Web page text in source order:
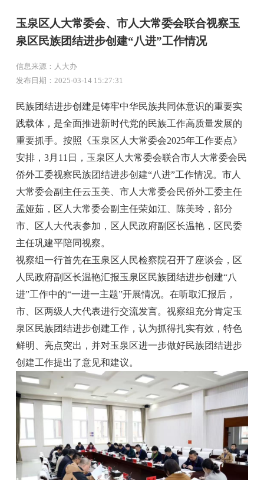
玉泉区人大常委会、市人大常委会联合视察玉
泉区民族团结进步创建“八进”工作情况
信息来源：人大办
发布日期：2025-03-14 15:27:31
民族团结进步创建是铸牢中华民族共同体意识的重要实
践载体，是全面推进新时代党的民族工作高质量发展的
重要抓手。按照《玉泉区人大常委会2025年工作要点》
安排，3月11日，玉泉区人大常委会联合市人大常委会民
侨外工委视察民族团结进步创建“八进”工作情况。市人
大常委会副主任云玉美、市人大常委会民侨外工委主任
孟娅茹，区人大常委会副主任荣如江、陈美玲，部分
市、区人大代表参加，区人民政府副区长温艳，区民委
主任巩建平陪同视察。
视察组一行首先在玉泉区人民检察院召开了座谈会，区
人民政府副区长温艳汇报玉泉区民族团结进步创建“八
进”工作中的“一进一主题”开展情况。在听取汇报后，
市、区两级人大代表进行交流发言。视察组充分肯定玉
泉区民族团结进步创建工作，认为抓得扎实有效，特色
鲜明、亮点突出，并对玉泉区进一步做好民族团结进步
创建工作提出了意见和建议。